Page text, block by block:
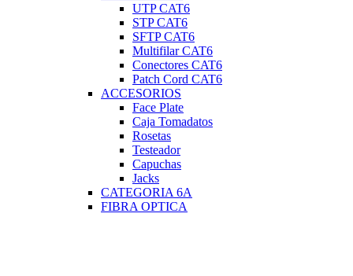
UTP CAT6
STP CAT6
SFTP CAT6
Multifilar CAT6
Conectores CAT6
Patch Cord CAT6
ACCESORIOS
Face Plate
Caja Tomadatos
Rosetas
Testeador
Capuchas
Jacks
CATEGORIA 6A
FIBRA OPTICA